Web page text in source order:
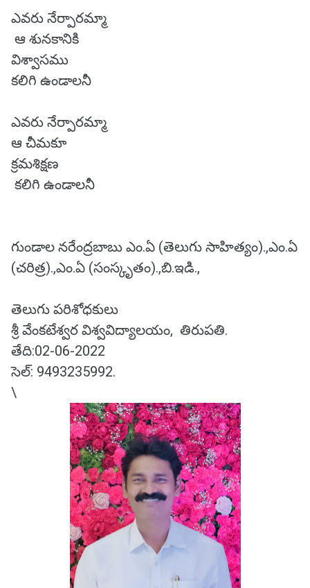
ఎవరు నేర్పారమ్మా
ఆ శునకానికి
విశ్వాసము
కలిగి ఉండాలనీ
ఎవరు నేర్పారమ్మా
ఆ చీమకూ
క్రమశిక్షణ
కలిగి ఉండాలనీ
గుండాల నరేంద్రబాబు ఎం.ఏ (తెలుగు సాహిత్యం).,ఎం.ఏ
(చరిత్ర).,ఎం.ఏ (సంస్కృతం).,బి.ఇడి.,
తెలుగు పరిశోధకులు
శ్రీ వేంకటేశ్వర విశ్వవిద్యాలయం, తిరుపతి.
తేది:02-06-2022
సెల్: 9493235992.
\